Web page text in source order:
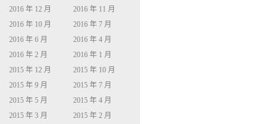
2016 年 12 月
2016 年 11 月
2016 年 10 月
2016 年 7 月
2016 年 6 月
2016 年 4 月
2016 年 2 月
2016 年 1 月
2015 年 12 月
2015 年 10 月
2015 年 9 月
2015 年 7 月
2015 年 5 月
2015 年 4 月
2015 年 3 月
2015 年 2 月